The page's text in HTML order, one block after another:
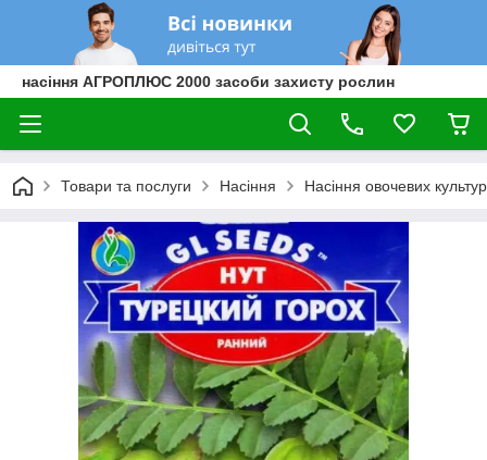
насіння АГРОПЛЮС 2000 засоби захисту рослин
Товари та послуги Насіння Насіння овочевих культур